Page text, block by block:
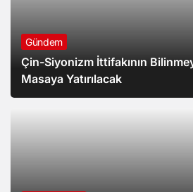
Gündem
Çin-Siyonizm İttifakının
Masaya Yatırılacak